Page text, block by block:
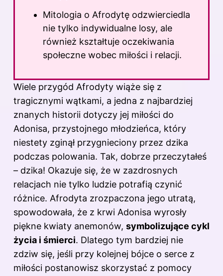
Mitologia o Afrodytę odzwierciedla
nie tylko indywidualne losy, ale
również kształtuje oczekiwania
społeczne wobec miłości i relacji.
Wiele przygód Afrodyty wiąże się z
tragicznymi wątkami, a jedna z najbardziej
znanych historii dotyczy jej miłości do
Adonisa, przystojnego młodzieńca, który
niestety zginął przygnieciony przez dzika
podczas polowania. Tak, dobrze przeczytałeś
– dzika! Okazuje się, że w zazdrosnych
relacjach nie tylko ludzie potrafią czynić
różnice. Afrodyta zrozpaczona jego utratą,
spowodowała, że z krwi Adonisa wyrosły
piękne kwiaty anemonów, symbolizujące cykl
życia i śmierci. Dlatego tym bardziej nie
zdziw się, jeśli przy kolejnej bójce o serce z
miłości postanowisz skorzystać z pomocy